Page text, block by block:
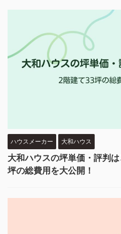
ハウスメーカー 大和ハウス
大和ハウスの坪単価・評判
坪の総費用を大公開！